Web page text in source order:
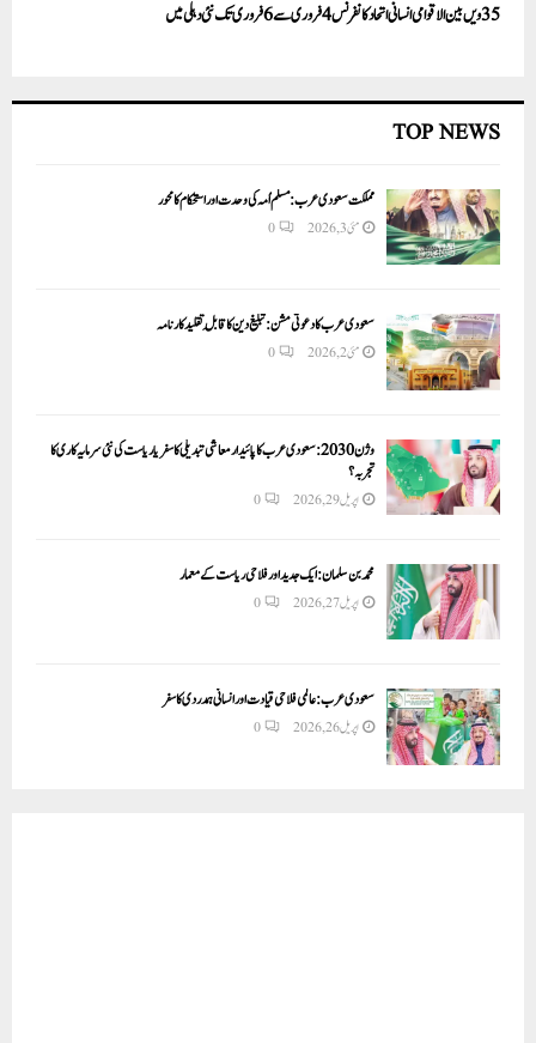
35ویں بین الاقوامی انسانی اتحاد کانفرنس 4فروری سے 6 فروری تک نئی دہلی میں
TOP NEWS
مملکت سعودی عرب: مسلم اُمہ کی وحدت اور استحکام کا محور
مئی 3, 2026 0
سعودی عرب کا دعوتی مشن: تبلیغ دین کا قابلِ تقلید کارنامہ
مئی 2, 2026 0
وژن 2030:سعودی عرب کا پائیدار معاشی تبدیلی کا سفر یا ریاست کی نئی سرمایہ کاری کا
تجربہ؟
اپریل 29, 2026 0
محمد بن سلمان: ایک جدید اور فلاحی ریاست کے معمار
اپریل 27, 2026 0
سعودی عرب: عالمی فلاحی قیادت اور انسانی ہمدردی کا سفر
اپریل 26, 2026 0